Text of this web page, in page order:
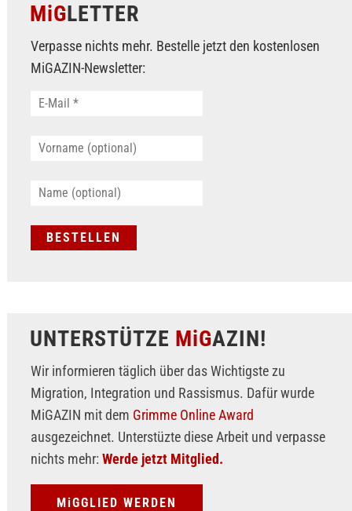
MiGLETTER
Verpasse nichts mehr. Bestelle jetzt den kostenlosen
MiGAZIN-Newsletter:
UNTERSTÜTZE MiGAZIN!
Wir informieren täglich über das Wichtigste zu
Migration, Integration und Rassismus. Dafür wurde
MiGAZIN mit dem Grimme Online Award
ausgezeichnet. Unterstüzte diese Arbeit und verpasse
nichts mehr: Werde jetzt Mitglied.
MiGGLIED WERDEN